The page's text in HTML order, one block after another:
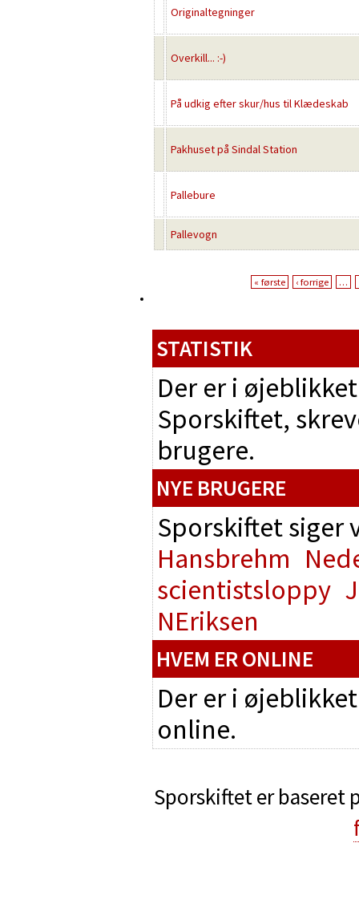
Originaltegninger
Overkill... :-)
På udkig efter skur/hus til Klædeskab
Pakhuset på Sindal Station
Pallebure
Pallevogn
« første ‹ forrige …
STATISTIK
Der er i
Sporskiftet,
brugere.
NYE BRUGERE
Sporskiftet siger
Hansbrehm
scientistsloppy
NEriksen
HVEM ER ONLINE
Der er i
online.
Sporskiftet er baseret